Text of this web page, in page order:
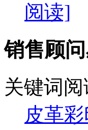
阅读]
销售顾
关键词阅
皮革